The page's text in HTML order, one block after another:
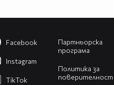
Партньорска
програма
Политика за
поверителност
Facebook
Instagram
TikTok